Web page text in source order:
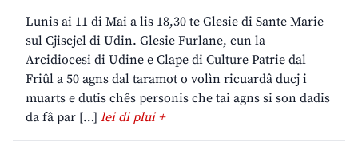
Lunis ai 11 di Mai a lis 18,30 te Glesie di Sante Marie
sul Cjiscjel di Udin. Glesie Furlane, cun la
Arcidiocesi di Udine e Clape di Culture Patrie dal
Friûl a 50 agns dal taramot o volìn ricuardâ ducj i
muarts e dutis chês personis che tai agns si son dadis
da fâ par […] lei di plui +